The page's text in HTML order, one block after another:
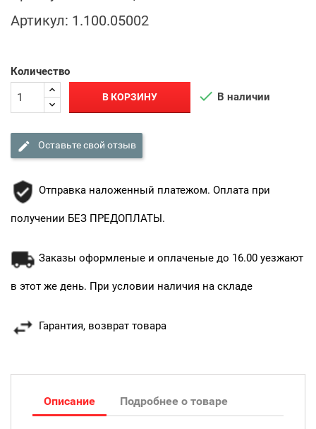
Артикул: 1.100.05002
Количество
В КОРЗИНУ  В наличии
Оставьте свой отзыв
Отправка наложенный платежом. Оплата при
получении БЕЗ ПРЕДОПЛАТЫ.
Заказы оформленые и оплаченые до 16.00 уезжают
в этот же день. При условии наличия на складе
Гарантия, возврат товара
Описание Подробнее о товаре